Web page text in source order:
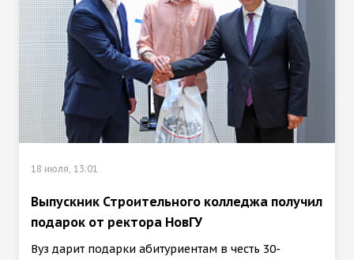
18 июля, 13:01
Выпускник Строительного колледжа получил
подарок от ректора НовГУ
Вуз дарит подарки абитуриентам в честь 30-